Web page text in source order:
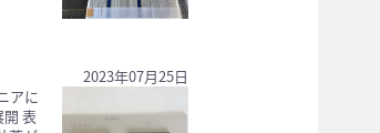
2023年07月25日
アに
開 表